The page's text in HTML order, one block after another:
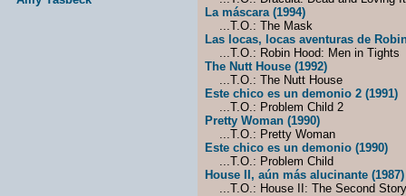
La máscara (1994)
...T.O.: The Mask
Las locas, locas aventuras de
...T.O.: Robin Hood: Men in Tights
The Nutt House (1992)
...T.O.: The Nutt House
Este chico es un demonio 2 (1991)
...T.O.: Problem Child 2
Pretty Woman (1990)
...T.O.: Pretty Woman
Este chico es un demonio (1990)
...T.O.: Problem Child
House II, aún más alucinante (1987)
...T.O.: House II: The Second Story